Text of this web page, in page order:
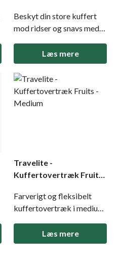
Beskyt din store kuffert
mod ridser og snavs med
kuffertovertræk Koala i
stor størrelse. Det
elastiske materiale sikrer
en fleksibel pasform, og
det farverige design gør
Læs mere
Travelite -
Kuffertovertræk Fruits
Farverigt og fleksibelt
kuffertovertræk i medium
beskytter din kuffert mod
snavs og skader og gør
Læs mere